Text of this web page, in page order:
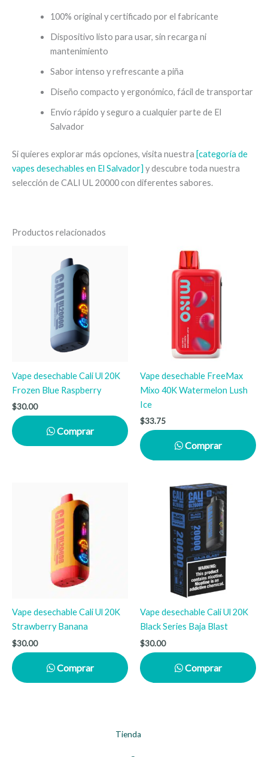
100% original y certificado por el fabricante
Dispositivo listo para usar, sin recarga ni
mantenimiento
Sabor intenso y refrescante a piña
Diseño compacto y ergonómico, fácil de transportar
Envío rápido y seguro a cualquier parte de El
Salvador
Si quieres explorar más opciones, visita nuestra [categoría de
vapes desechables en El Salvador] y descubre toda nuestra
selección de CALI UL 20000 con diferentes sabores.
Productos relacionados
Vape desechable Cali Ul 20K
Frozen Blue Raspberry
$30.00
Comprar
Vape desechable FreeMax
Mixo 40K Watermelon Lush
Ice
$33.75
Comprar
Vape desechable Cali Ul 20K
Strawberry Banana
$30.00
Comprar
Vape desechable Cali Ul 20K
Black Series Baja Blast
$30.00
Comprar
Tienda